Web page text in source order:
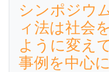
シンポジウ
ィ法は社会
ように変え
事例を中心に